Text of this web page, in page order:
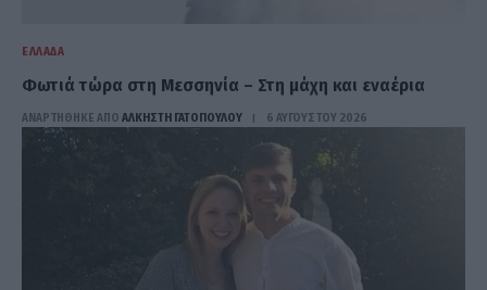
ΕΛΛΆΔΑ
Φωτιά τώρα στη Μεσσηνία – Στη μάχη και εναέρια
ΑΝΑΡΤΗΘΗΚΕ ΑΠΟ ΆΛΚΗΣΤΗ ΓΑΤΟΠΟΎΛΟΥ 6 ΑΥΓΟΎΣΤΟΥ 2026